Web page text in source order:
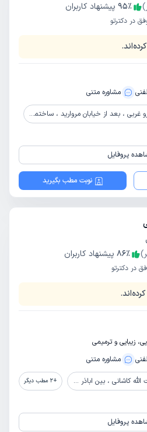
95٪
پیشنهاد کاربران
در دکترتو
مشاوره‌ متنی
خیابان مروارید ، ساختمان پزشکان سرو سبز، پلاک 33، طبقه 3
پروفایل
نوبت مطب بگیرید
86٪
پیشنهاد کاربران
در دکترتو
زیبایی و ترمیمی
مشاوره‌ متنی
مهران، پلاک 69 ، ساختمان 107، واحد 20 ، طبقه 5 +
2 مطب دیگر
پروفایل